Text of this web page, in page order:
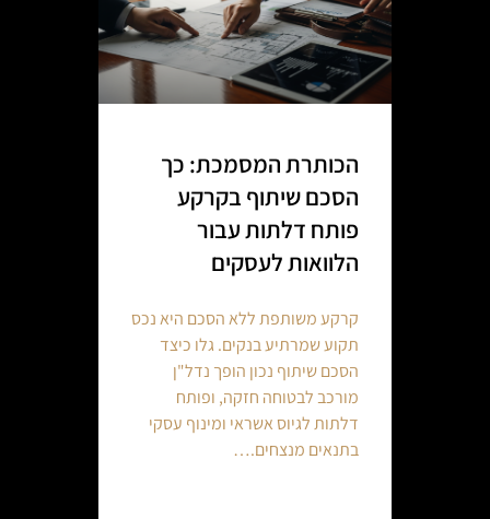
הכותרת המסמכת: כך
הסכם שיתוף בקרקע
פותח דלתות עבור
הלוואות לעסקים
קרקע משותפת ללא הסכם היא נכס
תקוע שמרתיע בנקים. גלו כיצד
הסכם שיתוף נכון הופך נדל"ן
מורכב לבטוחה חזקה, ופותח
דלתות לגיוס אשראי ומינוף עסקי
בתנאים מנצחים.…